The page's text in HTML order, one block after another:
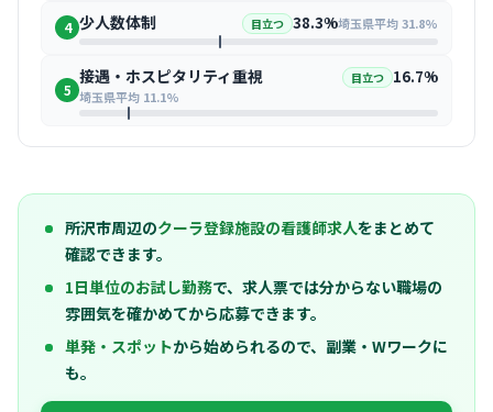
4 少人数体制 目立つ 38.3%埼玉県平均 31.8%
5
接遇・ホスピタリティ重視 目立つ 16.7%
埼玉県平均 11.1%
所沢市周辺のクーラ登録施設の看護師求人をまとめて
確認できます。
1日単位のお試し勤務で、求人票では分からない職場の
雰囲気を確かめてから応募できます。
単発・スポットから始められるので、副業・Wワークに
も。